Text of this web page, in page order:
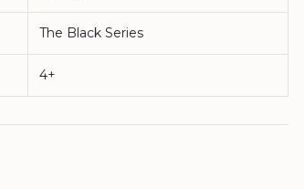
The Black Series
4+